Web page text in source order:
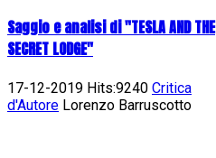
Saggio e analisi di "TESLA AND THE
SECRET LODGE"
17-12-2019 Hits:9240 Critica
d'Autore Lorenzo Barruscotto